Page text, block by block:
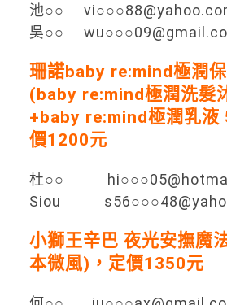
池○○
吳○○
珊諾baby re:mind極潤
(baby re:mind極潤洗髮
+baby re:mind極潤乳液
價1200元
杜○○
Siou
小獅王辛巴 夜光安撫魔
本微風)，定價1350元